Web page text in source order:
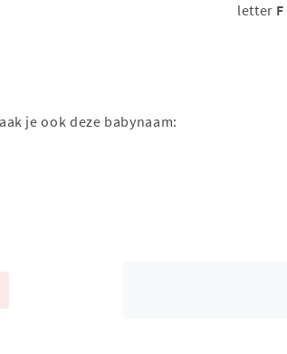
letter F
je ook deze babynaam: